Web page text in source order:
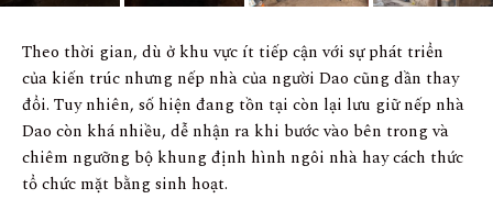
Theo thời gian, dù ở khu vực ít tiếp cận với sự phát triển
của kiến trúc nhưng nếp nhà của người Dao cũng dần thay
đổi. Tuy nhiên, số hiện đang tồn tại còn lại lưu giữ nếp nhà
Dao còn khá nhiều, dễ nhận ra khi bước vào bên trong và
chiêm ngưỡng bộ khung định hình ngôi nhà hay cách thức
tổ chức mặt bằng sinh hoạt.